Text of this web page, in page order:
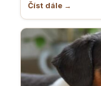
Číst dále →